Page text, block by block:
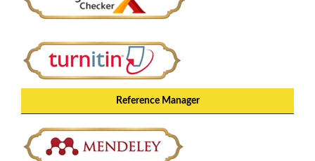
Reference Manager